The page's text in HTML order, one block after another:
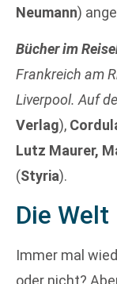
Neumann)
Bücher im
Frankreich am
Liverpool. Auf
Verlag),
Lutz Maurer,
(Styria).
Die Welt
Immer mal
oder nicht?